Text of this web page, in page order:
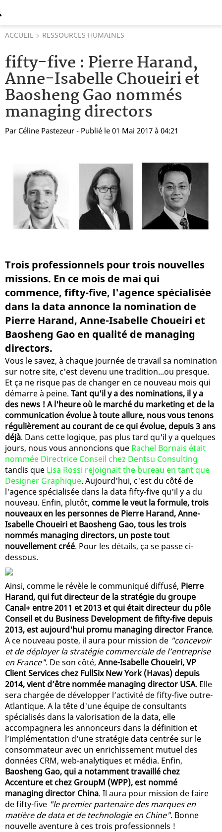
ACCUEIL RESSOURCES HUMAINES
fifty-five : Pierre Harand,
Anne-Isabelle Choueiri et
Baosheng Gao nommés
managing directors
Par Céline Pastezeur - Publié le 01 Mai 2017 à 04:21
Trois professionnels pour trois nouvelles
missions. En ce mois de mai qui
commence, fifty-five, l'agence spécialisée
dans la data annonce la nomination de
Pierre Harand, Anne-Isabelle Choueiri et
Baosheng Gao en qualité de managing
directors.
Vous le savez, à chaque journée de travail sa nomination
sur notre site, c'est devenu une tradition...ou presque.
Et ça ne risque pas de changer en ce nouveau mois qui
démarre à peine. Tant qu'il y a des nominations, il y a
des news ! A l'heure où le marché du marketing et de la
communication évolue à toute allure, nous vous tenons
régulièrement au courant de ce qui évolue, depuis 3 ans
déjà. Dans cette logique, pas plus tard qu'il y a quelques
jours, nous vous annoncions que Rachel Bornais était
nommée Directrice Conseil chez Dentsu Consulting
tandis que Lisa Rossi rejoignait the bureau en tant que
Designer Graphique. Aujourd'hui, c'est du côté de
l'agence spécialisée dans la data fifty-five qu'il y a du
nouveau. Enfin, plutôt, comme le veut la formule, trois
nouveaux en les personnes de Pierre Harand, Anne-
Isabelle Choueiri et Baosheng Gao, tous les trois
nommés managing directors, un poste tout
nouvellement créé. Pour les détails, ça se passe ci-
dessous.
Ainsi, comme le révèle le communiqué diffusé, Pierre
Harand, qui fut directeur de la stratégie du groupe
Canal+ entre 2011 et 2013 et qui était directeur du pôle
Conseil et du Business Development de fifty-five depuis
2013, est aujourd'hui promu managing director France.
A ce nouveau poste, il aura pour mission de "concevoir
et de déployer la stratégie commerciale de l’entreprise
en France". De son côté, Anne-Isabelle Choueiri, VP
Client Services chez FullSix New York (Havas) depuis
2014, vient d’être nommée managing director USA. Elle
sera chargée de développer l’activité de fifty-five outre-
Atlantique. A la tête d'une équipe de consultants
spécialisés dans la valorisation de la data, elle
accompagnera les annonceurs dans la définition et
l’implémentation d’une stratégie data centrée sur le
consommateur avec un enrichissement mutuel des
données CRM, web-analytiques et média. Enfin,
Baosheng Gao, qui a notamment travaillé chez
Accenture et chez GroupM (WPP), est nommé
managing director China. Il aura pour mission de faire
de fifty-five "le premier partenaire des marques en
matière de data et de technologie en Chine". Bonne
nouvelle aventure à ces trois professionnels !